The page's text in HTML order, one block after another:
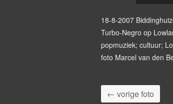
18-8-2007
Turbo-Negro op
popmuziek; cultuur;
foto Marcel van den
← vorige foto